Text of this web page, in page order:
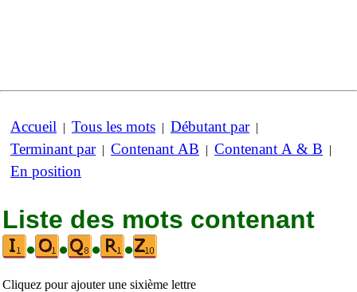
Accueil | Tous les mots | Débutant par|
Terminant par| Contenant AB | Contenant A & B |
En position
Liste des mots contenant
•
• • •
Cliquez pour ajouter une sixième lettre